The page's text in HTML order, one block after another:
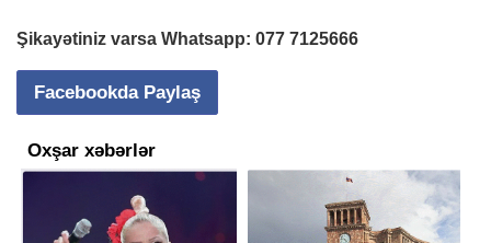
Şikayətiniz varsa Whatsapp: 077 7125666
Facebookda Paylaş
Oxşar xəbərlər